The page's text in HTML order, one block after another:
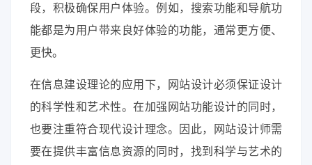
段，积极确保用户体验。例如，搜索功能和导航功
能都是为用户带来良好体验的功能，通常更方便、
更快。
在信息建设理论的应用下，网站设计必须保证设计
的科学性和艺术性。在加强网站功能设计的同时，
也要注重符合现代设计理念。因此，网站设计师需
要在提供丰富信息资源的同时，找到科学与艺术的